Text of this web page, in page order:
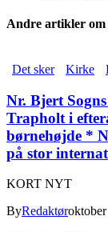
Andre artikler om
Det sker Kirke
Nr. Bjert
Trapholt i
børnehøjde *
på stor
KORT NYT
ByRedaktør